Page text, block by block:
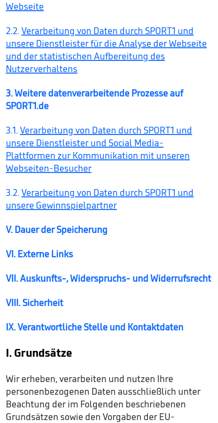
Webseite
2.2. Verarbeitung von Daten durch SPORT1 und
unsere Dienstleister für die Analyse der Webseite
und der statistischen Aufbereitung des
Nutzerverhaltens
3. Weitere datenverarbeitende Prozesse auf
SPORT1.de
3.1. Verarbeitung von Daten durch SPORT1 und
unsere Dienstleister und Social Media-
Plattformen zur Kommunikation mit unseren
Webseiten-Besucher
3.2. Verarbeitung von Daten durch SPORT1 und
unsere Gewinnspielpartner
V. Dauer der Speicherung
VI. Externe Links
VII. Auskunfts-, Widerspruchs- und Widerrufsrecht
VIII. Sicherheit
IX. Verantwortliche Stelle und Kontaktdaten
I. Grundsätze
Wir erheben, verarbeiten und nutzen Ihre
personenbezogenen Daten ausschließlich unter
Beachtung der im Folgenden beschriebenen
Grundsätzen sowie den Vorgaben der EU-